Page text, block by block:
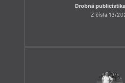
Drobná publicistika
Z čísla 13/